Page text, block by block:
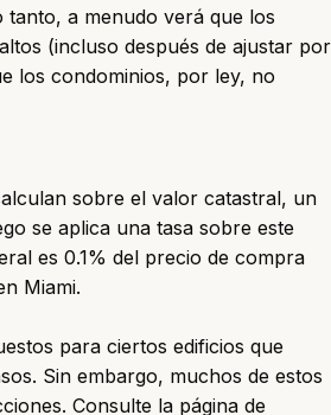
tanto, a menudo verá que los
(incluso después de ajustar por
los condominios, por ley, no
sobre el valor catastral, un
se aplica una tasa sobre este
es 0.1% del precio de compra
Miami.
para ciertos edificios que
Sin embargo, muchos de estos
Consulte la página de